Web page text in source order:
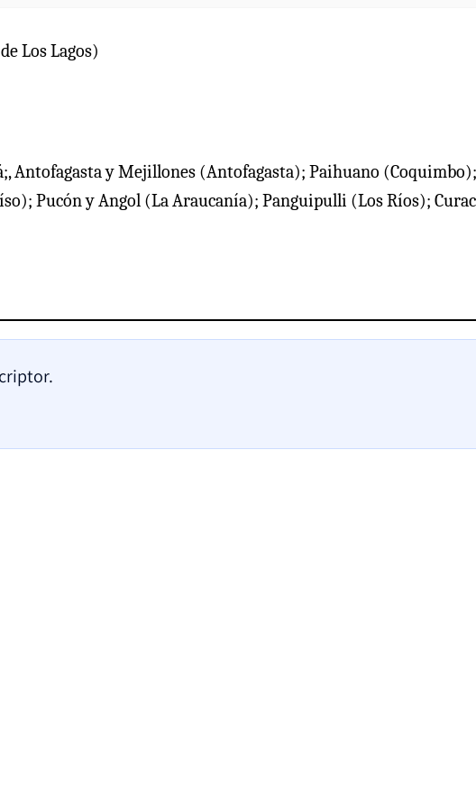
Los Lagos)
Antofagasta y Mejillones (Antofagasta); Paihuano (Coquimbo);
Pucón y Angol (La Araucanía); Panguipulli (Los Ríos);